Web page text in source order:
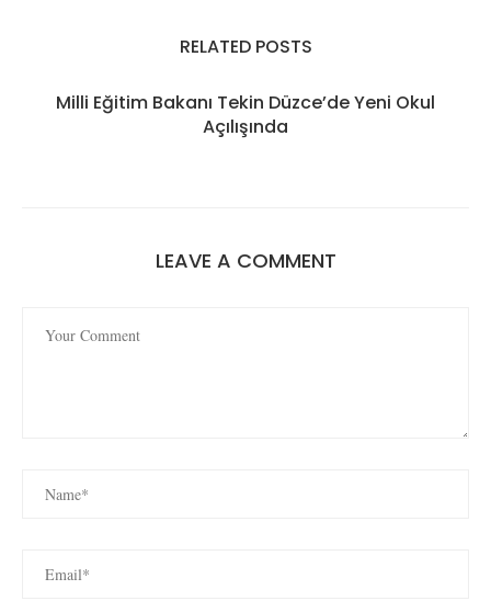
RELATED POSTS
Milli Eğitim Bakanı Tekin Düzce’de Yeni Okul
Açılışında
LEAVE A COMMENT